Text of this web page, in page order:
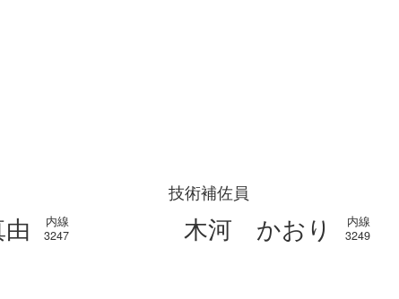
内線
3247
技術補佐員
木河 かおり
内線
3249